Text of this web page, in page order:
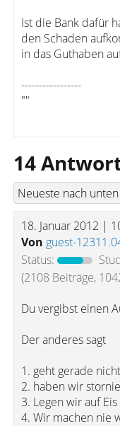
Ist die Bank dafür
den Schaden
in das Guthaben
-----------------
""
14
18. Januar 2012 |
Von guest-
Status:
(2108 Beiträge,
Du vergibst einen
Der anderes sagt
1. geht gerade
2. haben wir
3. Legen wir auf
4. Wir machen nie